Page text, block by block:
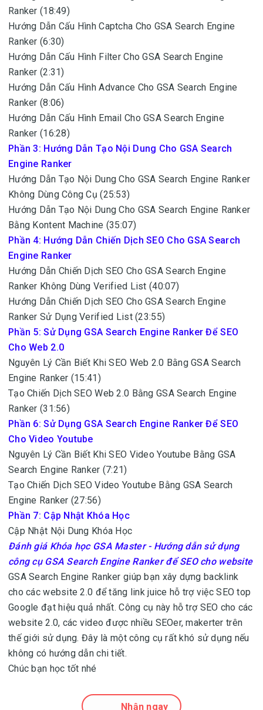
Ranker (18:49)
Hướng Dẫn Cấu Hình Captcha Cho GSA Search Engine
Ranker (6:30)
Hướng Dẫn Cấu Hình Filter Cho GSA Search Engine
Ranker (2:31)
Hướng Dẫn Cấu Hình Advance Cho GSA Search Engine
Ranker (8:06)
Hướng Dẫn Cấu Hình Email Cho GSA Search Engine
Ranker (16:28)
Phần 3: Hướng Dẫn Tạo Nội Dung Cho GSA Search
Engine Ranker
Hướng Dẫn Tạo Nội Dung Cho GSA Search Engine Ranker
Không Dùng Công Cụ (25:53)
Hướng Dẫn Tạo Nội Dung Cho GSA Search Engine Ranker
Bằng Kontent Machine (35:07)
Phần 4: Hướng Dẫn Chiến Dịch SEO Cho GSA Search
Engine Ranker
Hướng Dẫn Chiến Dịch SEO Cho GSA Search Engine
Ranker Không Dùng Verified List (40:07)
Hướng Dẫn Chiến Dịch SEO Cho GSA Search Engine
Ranker Sử Dụng Verified List (23:55)
Phần 5: Sử Dụng GSA Search Engine Ranker Để SEO
Cho Web 2.0
Nguyên Lý Cần Biết Khi SEO Web 2.0 Bằng GSA Search
Engine Ranker (15:41)
Tạo Chiến Dịch SEO Web 2.0 Bằng GSA Search Engine
Ranker (31:56)
Phần 6: Sử Dụng GSA Search Engine Ranker Để SEO
Cho Video Youtube
Nguyên Lý Cần Biết Khi SEO Video Youtube Bằng GSA
Search Engine Ranker (7:21)
Tạo Chiến Dịch SEO Video Youtube Bằng GSA Search
Engine Ranker (27:56)
Phần 7: Cập Nhật Khóa Học
Cập Nhật Nội Dung Khóa Học
Đánh giá Khóa học GSA Master - Hướng dẫn sử dụng
công cụ GSA Search Engine Ranker để SEO cho website
GSA Search Engine Ranker giúp bạn xây dựng backlink
cho các website 2.0 để tăng link juice hỗ trợ việc SEO top
Google đạt hiệu quả nhất. Công cụ này hỗ trợ SEO cho các
website 2.0, các video được nhiều SEOer, makerter trên
thế giới sử dụng. Đây là một công cụ rất khó sử dụng nếu
không có hướng dẫn chi tiết.
Chúc bạn học tốt nhé
Nhận ngay